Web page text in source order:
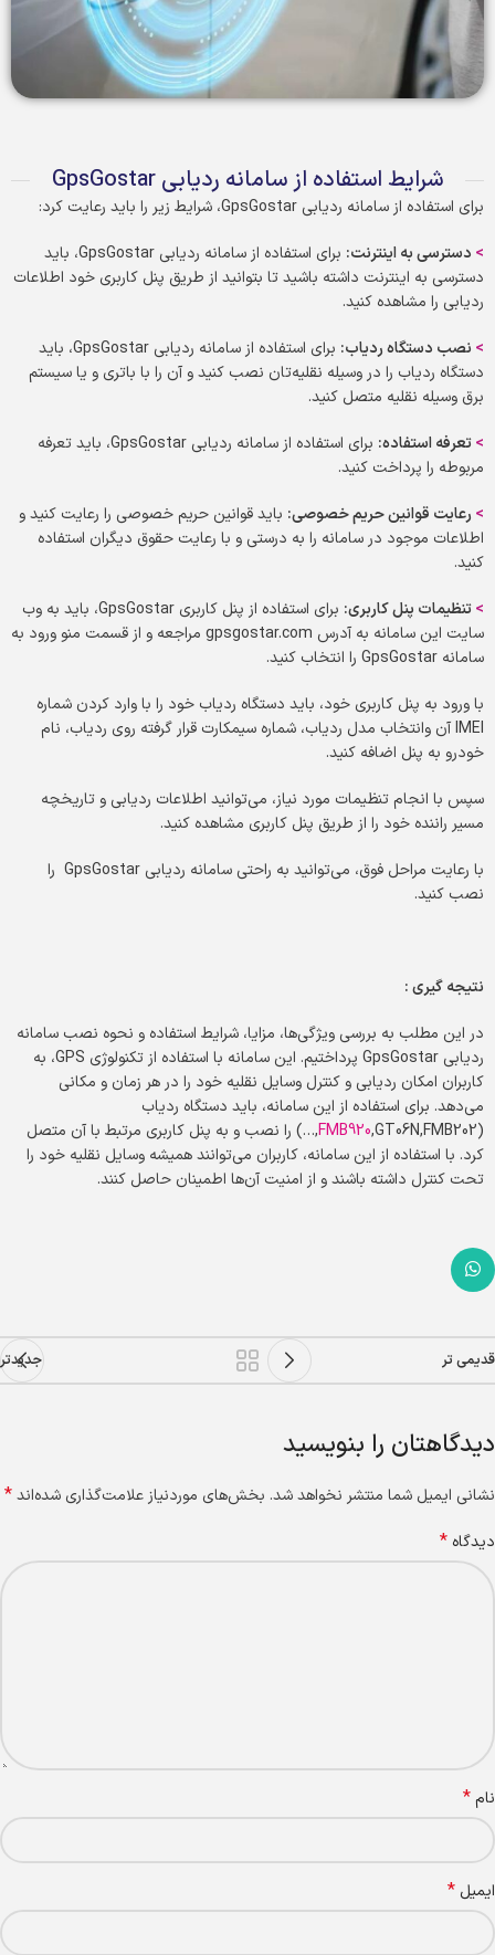
شرایط استفاده از سامانه ردیابی GpsGostar
برای استفاده از سامانه ردیابی GpsGostar، شرایط زیر را باید رعایت کرد:
> دسترسی به اینترنت:
برای استفاده از سامانه ردیابی GpsGostar، باید
دسترسی به اینترنت داشته باشید تا بتوانید از طریق پنل کاربری خود اطلاعات
ردیابی را مشاهده کنید.
> نصب دستگاه ردیاب:
برای استفاده از سامانه ردیابی GpsGostar، باید
دستگاه ردیاب را در وسیله نقلیه‌تان نصب کنید و آن را با باتری و یا سیستم
برق وسیله نقلیه متصل کنید.
>تعرفه استفاده:
برای استفاده از سامانه ردیابی GpsGostar، باید تعرفه
مربوطه را پرداخت کنید.
> رعایت قوانین حریم خصوصی: باید قوانین حریم خصوصی را رعایت کنید و
اطلاعات موجود در سامانه را به درستی و با رعایت حقوق دیگران استفاده
کنید.
>تنظیمات پنل کاربری:
برای استفاده از پنل کاربری GpsGostar، باید به وب
‌سایت این سامانه به آدرس gpsgostar.com مراجعه و از قسمت منو ورود به
سامانه GpsGostar را انتخاب کنید.
با ورود به پنل کاربری خود، باید دستگاه ردیاب خود را با وارد کردن شماره
IMEI آن وانتخاب مدل ردیاب، شماره سیمکارت قرار گرفته روی ردیاب، نام
خودرو به پنل اضافه کنید.
سپس با انجام تنظیمات مورد نیاز، می‌توانید اطلاعات ردیابی و تاریخچه
مسیر راننده خود را از طریق پنل کاربری مشاهده کنید.
با رعایت مراحل فوق، می‌توانید به راحتی سامانه ردیابی GpsGostar را
نصب کنید.
نتیجه گیری :
در این مطلب به بررسی ویژگی‌ها، مزایا، شرایط استفاده و نحوه نصب سامانه
ردیابی GpsGostar پرداختیم. این سامانه با استفاده از تکنولوژی GPS، به
کاربران امکان ردیابی و کنترل وسایل نقلیه خود را در هر زمان و مکانی
می‌دهد. برای استفاده از این سامانه، باید دستگاه ردیاب
(
FMB920,GT06N,FMB202,…) را نصب و به پنل کاربری مرتبط با آن متصل
کرد. با استفاده از این سامانه، کاربران می‌توانند همیشه وسایل نقلیه خود را
تحت کنترل داشته باشند و از امنیت آن‌ها اطمینان حاصل کنند.
جدیدتر قدیمی تر
دیدگاهتان را بنویسید
نشانی ایمیل شما منتشر نخواهد شد. بخش‌های موردنیاز علامت‌گذاری شده‌اند*
دیدگاه *
نام*
ایمیل *